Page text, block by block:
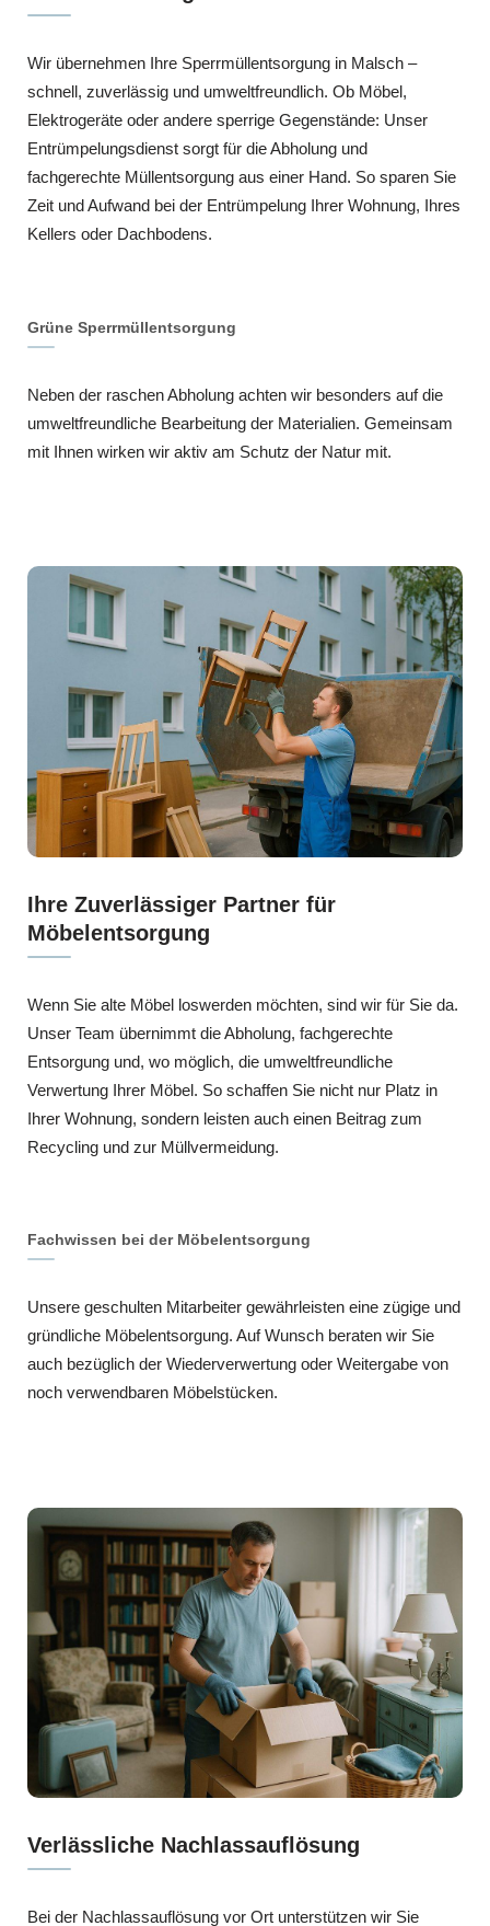
Wir übernehmen Ihre Sperrmüllentsorgung in Malsch –
schnell, zuverlässig und umweltfreundlich. Ob Möbel,
Elektrogeräte oder andere sperrige Gegenstände: Unser
Entrümpelungsdienst sorgt für die Abholung und
fachgerechte Müllentsorgung aus einer Hand. So sparen Sie
Zeit und Aufwand bei der Entrümpelung Ihrer Wohnung, Ihres
Kellers oder Dachbodens.
Grüne Sperrmüllentsorgung
Neben der raschen Abholung achten wir besonders auf die
umweltfreundliche Bearbeitung der Materialien. Gemeinsam
mit Ihnen wirken wir aktiv am Schutz der Natur mit.
Ihre Zuverlässiger Partner für
Möbelentsorgung
Wenn Sie alte Möbel loswerden möchten, sind wir für Sie da.
Unser Team übernimmt die Abholung, fachgerechte
Entsorgung und, wo möglich, die umweltfreundliche
Verwertung Ihrer Möbel. So schaffen Sie nicht nur Platz in
Ihrer Wohnung, sondern leisten auch einen Beitrag zum
Recycling und zur Müllvermeidung.
Fachwissen bei der Möbelentsorgung
Unsere geschulten Mitarbeiter gewährleisten eine zügige und
gründliche Möbelentsorgung. Auf Wunsch beraten wir Sie
auch bezüglich der Wiederverwertung oder Weitergabe von
noch verwendbaren Möbelstücken.
Verlässliche Nachlassauflösung
Bei der Nachlassauflösung vor Ort unterstützen wir Sie